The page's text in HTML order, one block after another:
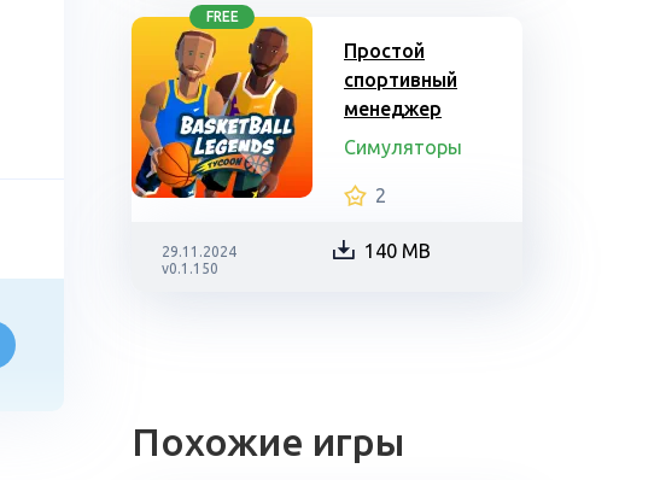
FREE
Простой
спортивный
менеджер
Симуляторы
2
29.11.2024
v0.1.150
140 MB
Похожие игры